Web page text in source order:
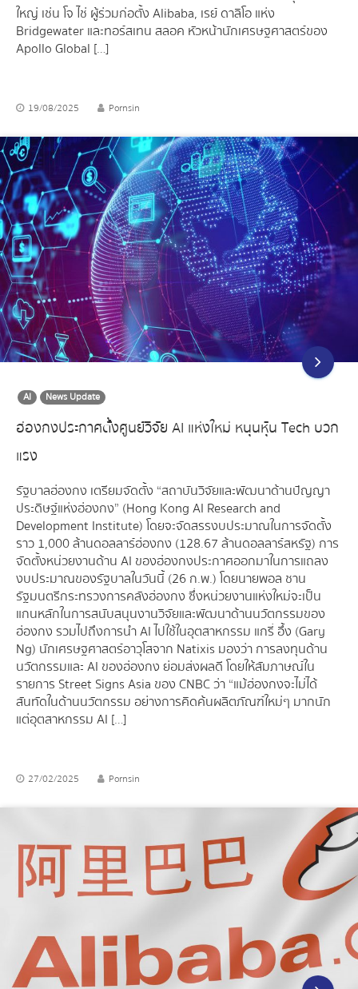
ใหญ่ เช่น โจ ไช่ ผู้ร่วมก่อตั้ง Alibaba, เรย์ ดาลิโอ แห่ง
Bridgewater และทอร์สเทน สลอค หัวหน้านักเศรษฐศาสตร์ของ
Apollo Global […]
19/08/2025 Pornsin
AI News Update
ฮ่องกงประกาศตั้งศูนย์วิจัย AI แห่งใหม่ หนุนหุ้น Tech บวก
แรง
รัฐบาลฮ่องกง เตรียมจัดตั้ง “สถาบันวิจัยและพัฒนาด้านปัญญา
ประดิษฐ์แห่งฮ่องกง” (Hong Kong AI Research and
Development Institute) โดยจะจัดสรรงบประมาณในการจัดตั้ง
ราว 1,000 ล้านดอลลาร์ฮ่องกง (128.67 ล้านดอลลาร์สหรัฐ) การ
จัดตั้งหน่วยงานด้าน AI ของฮ่องกงประกาศออกมาในการแถลง
งบประมาณของรัฐบาลในวันนี้ (26 ก.พ.) โดยนายพอล ชาน
รัฐมนตรีกระทรวงการคลังฮ่องกง ซึ่งหน่วยงานแห่งใหม่จะเป็น
แกนหลักในการสนับสนุนงานวิจัยและพัฒนาด้านนวัตกรรมของ
ฮ่องกง รวมไปถึงการนำ AI ไปใช้ในอุตสาหกรรม แกรี่ อึ้ง (Gary
Ng) นักเศรษฐศาสตร์อาวุโสจาก Natixis มองว่า การลงทุนด้าน
นวัตกรรมและ AI ของฮ่องกง ย่อมส่งผลดี โดยให้สัมภาษณ์ใน
รายการ Street Signs Asia ของ CNBC ว่า “แม้ฮ่องกงจะไม่ได้
สันทัดในด้านนวัตกรรม อย่างการคิดค้นผลิตภัณฑ์ใหม่ๆ มากนัก
แต่อุตสาหกรรม AI […]
27/02/2025 Pornsin